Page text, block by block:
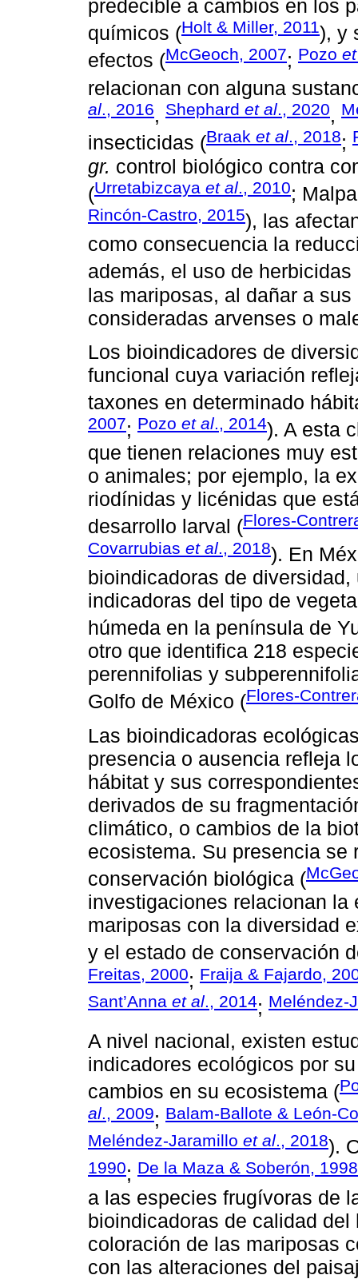
predecible a cambios en los
químicos (Holt & Miller, 2011), y
efectos (McGeoch, 2007; Pozo
relacionan con alguna
al., 2016, Shephard et al., 2020,
insecticidas (Braak et al., 2018;
gr. control biológico contra
(Urretabizcaya et al., 2010;
Rincón-Castro, 2015), las
como consecuencia la
además, el uso de herbicidas
las mariposas, al dañar a
consideradas arvenses o
Los bioindicadores de
funcional cuya variación
taxones en determinado
2007; Pozo et al., 2014). A esta
que tienen relaciones muy
o animales; por ejemplo, la
riodínidas y licénidas que
desarrollo larval (Flores-
Covarrubias et al., 2018). En
bioindicadoras de
indicadoras del tipo de
húmeda en la península de
otro que identifica 218
perennifolias y
Golfo de México (Flores-
Las bioindicadoras
presencia o ausencia refleja
hábitat y sus
derivados de su
climático, o cambios de la
ecosistema. Su presencia se
conservación biológica (
investigaciones relacionan
mariposas con la diversidad
y el estado de conservación
Freitas, 2000; Fraija & Fajardo,
Sant’Anna et al., 2014; Meléndez-
A nivel nacional, existen
indicadores ecológicos por
cambios en su ecosistema (
al., 2009; Balam-Ballote & León-
Meléndez-Jaramillo et al., 2018).
1990; De la Maza & Soberón, 1998
a las especies frugívoras de
bioindicadoras de calidad
coloración de las mariposas
con las alteraciones del